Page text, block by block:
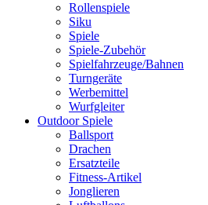
Rollenspiele
Siku
Spiele
Spiele-Zubehör
Spielfahrzeuge/Bahnen
Turngeräte
Werbemittel
Wurfgleiter
Outdoor Spiele
Ballsport
Drachen
Ersatzteile
Fitness-Artikel
Jonglieren